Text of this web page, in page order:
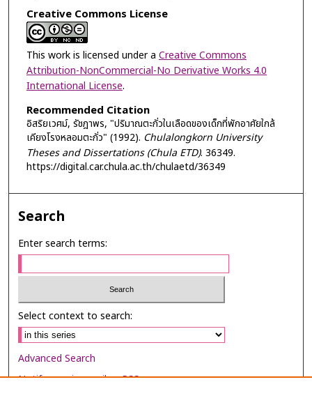
Creative Commons License
This work is licensed under a Creative Commons
Attribution-NonCommercial-No Derivative Works 4.0
International License.
Recommended Citation
อิสริยเวศม์, รัชฎาพร, "ปริมาณตะกั่วในเลือดของเด็กที่พักอาศัยใกล้
เคียงโรงหลอมตะกั่ว" (1992). Chulalongkorn University
Theses and Dissertations (Chula ETD). 36349.
https://digital.car.chula.ac.th/chulaetd/36349
Search
Enter search terms:
Select context to search:
Advanced Search
Notify me via email orRSS